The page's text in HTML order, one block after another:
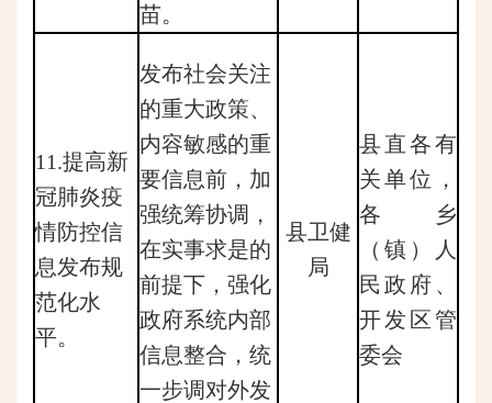
苗。
11.提高新
冠肺炎疫
情防控信
息发布规
范化水
平。
发布社会关注
的重大政策、
内容敏感的重
要信息前，加
强统筹协调，
在实事求是的
前提下，强化
政府系统内部
信息整合，统
一步调对外发
县卫健
局
县直各有
关单位，
各乡
（镇）人
民政府、
开发区管
委会